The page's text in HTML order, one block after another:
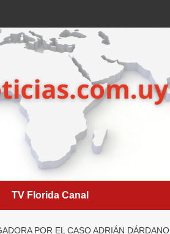
TV Florida Canal
POR EL CASO ADRIÁN DÁRDANO